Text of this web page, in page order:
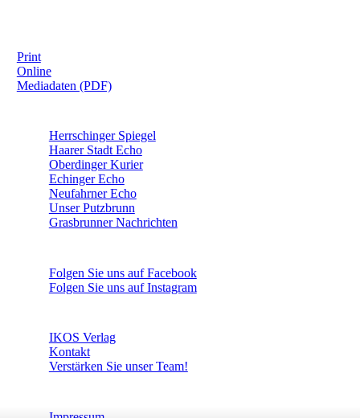
Print
Online
Mediadaten (PDF)
Herrschinger Spiegel
Haarer Stadt Echo
Oberdinger Kurier
Echinger Echo
Neufahrner Echo
Unser Putzbrunn
Grasbrunner Nachrichten
Folgen Sie uns auf Facebook
Folgen Sie uns auf Instagram
IKOS Verlag
Kontakt
Verstärken Sie unser Team!